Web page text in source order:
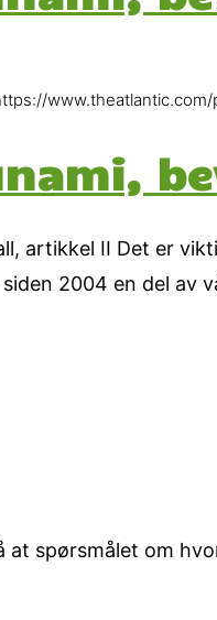
artikkel II Det er
2004 en del av
spørsmålet om